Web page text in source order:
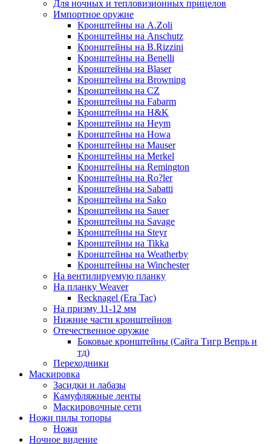
Для ночных и тепловизионных прицелов
Импортное оружие
Кронштейны на A.Zoli
Кронштейны на Anschutz
Кронштейны на B.Rizzini
Кронштейны на Benelli
Кронштейны на Blaser
Кронштейны на Browning
Кронштейны на CZ
Кронштейны на Fabarm
Кронштейны на H&K
Кронштейны на Heym
Кронштейны на Howa
Кронштейны на Mauser
Кронштейны на Merkel
Кронштейны на Remington
Кронштейны на Ro?ler
Кронштейны на Sabatti
Кронштейны на Sako
Кронштейны на Sauer
Кронштейны на Savage
Кронштейны на Steyr
Кронштейны на Tikka
Кронштейны на Weatherby
Кронштейны на Winchester
На вентилируемую планку
На планку Weaver
Recknagel (Era Tac)
На призму 11-12 мм
Нижние части кронштейнов
Отечественное оружие
Боковые кронштейны (Сайга Тигр Вепрь и
тд)
Переходники
Маскировка
Засидки и лабазы
Камуфляжные ленты
Маскировочные сети
Ножи пилы топоры
Ножи
Ночное видение